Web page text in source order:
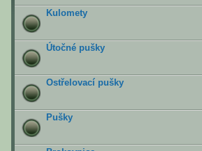
Kulomety
Útočné pušky
Ostřelovací pušky
Pušky